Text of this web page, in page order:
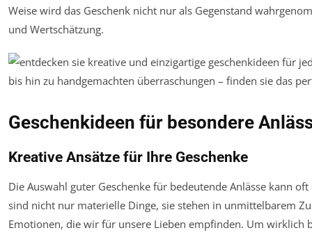
Weise wird das Geschenk nicht nur als Gegenstand
und Wertschätzung.
Geschenkideen für besondere
Kreative Ansätze für Ihre Geschenke
Die Auswahl guter Geschenke für bedeutende Anlässe kann
sind nicht nur materielle Dinge, sie stehen in unmittelbarem
Emotionen, die wir für unsere Lieben empfinden. Um wirklich